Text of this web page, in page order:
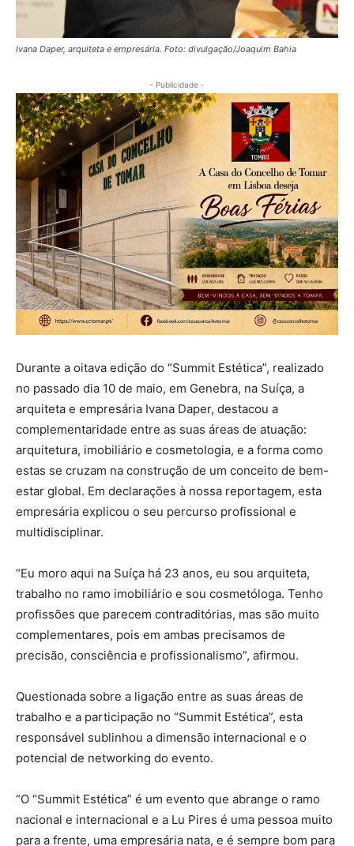
Ivana Daper, arquiteta e empresária. Foto: divulgação/Joaquim Bahia
- Publicidade -
Durante a oitava edição do “Summit Estética”, realizado
no passado dia 10 de maio, em Genebra, na Suíça, a
arquiteta e empresária Ivana Daper, destacou a
complementaridade entre as suas áreas de atuação:
arquitetura, imobiliário e cosmetologia, e a forma como
estas se cruzam na construção de um conceito de bem-
estar global. Em declarações à nossa reportagem, esta
empresária explicou o seu percurso profissional e
multidisciplinar.
“Eu moro aqui na Suíça há 23 anos, eu sou arquiteta,
trabalho no ramo imobiliário e sou cosmetóloga. Tenho
profissões que parecem contraditórias, mas são muito
complementares, pois em ambas precisamos de
precisão, consciência e profissionalismo”, afirmou.
Questionada sobre a ligação entre as suas áreas de
trabalho e a participação no “Summit Estética”, esta
responsável sublinhou a dimensão internacional e o
potencial de networking do evento.
“O “Summit Estética” é um evento que abrange o ramo
nacional e internacional e a Lu Pires é uma pessoa muito
para a frente, uma empresária nata, e é sempre bom para